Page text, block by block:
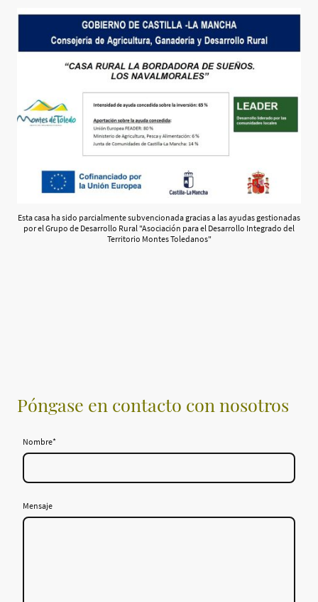
Esta casa ha sido parcialmente subvencionada gracias a las ayudas gestionadas
por el Grupo de Desarrollo Rural "Asociación para el Desarrollo Integrado del
Territorio Montes Toledanos"
Póngase en contacto con nosotros
Nombre*
Mensaje